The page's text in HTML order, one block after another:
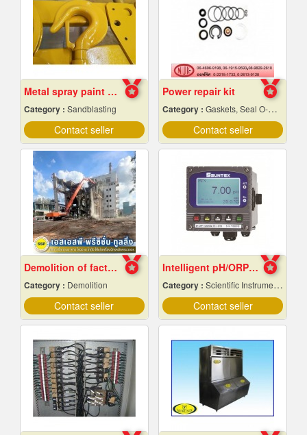
Metal spray paint Chonburi
Category : Sandblasting
Contact seller
Power repair kit
Category : Gaskets, Seal O-Ring and Oil Seals
Contact seller
Demolition of factory in Samut Prakan
Category : Demolition
Contact seller
Intelligent pH/ORP Transmitter PC-3110 Series
Category : Scientific Instruments
Contact seller